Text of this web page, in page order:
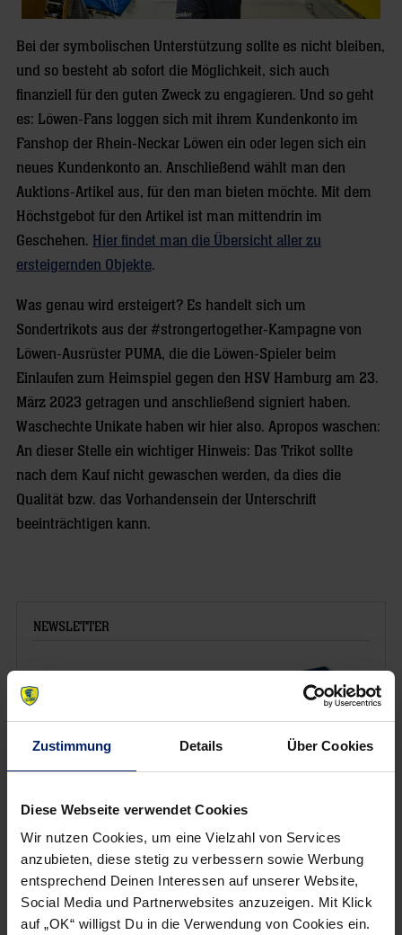
Zustimmung Details Über Cookies
Diese Webseite verwendet Cookies
Wir nutzen Cookies, um eine Vielzahl von Services
anzubieten, diese stetig zu verbessern sowie Werbung
entsprechend Deinen Interessen auf unserer Website,
Social Media und Partnerwebsites anzuzeigen. Mit Klick
auf „OK“ willigst Du in die Verwendung von Cookies ein.
Bei der symbolischen Unterstützung sollte es nicht bleiben,
und so besteht ab sofort die Möglichkeit, sich auch
finanziell für den guten Zweck zu engagieren. Und so geht
es: Löwen-Fans loggen sich mit ihrem Kundenkonto im
Fanshop der Rhein-Neckar Löwen ein oder legen sich ein
neues Kundenkonto an. Anschließend wählt man den
Auktions-Artikel aus, für den man bieten möchte. Mit dem
Höchstgebot für den Artikel ist man mittendrin im
Geschehen. Hier findet man die Übersicht aller zu
ersteigernden Objekte.
Was genau wird ersteigert? Es handelt sich um
Sondertrikots aus der #strongertogether-Kampagne von
Löwen-Ausrüster PUMA, die die Löwen-Spieler beim
Einlaufen zum Heimspiel gegen den HSV Hamburg am 23.
März 2023 getragen und anschließend signiert haben.
Waschechte Unikate haben wir hier also. Apropos waschen:
An dieser Stelle ein wichtiger Hinweis: Das Trikot sollte
nach dem Kauf nicht gewaschen werden, da dies die
Qualität bzw. das Vorhandensein der Unterschrift
beeinträchtigen kann.
NEWSLETTER
Wenn du per E-Mail über Aktuelles aus der Löwenwelt
informiert werden willst, kannst du den Rhein-Neckar Löwen